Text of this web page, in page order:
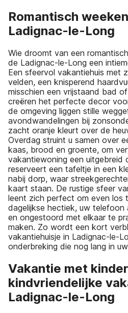
Romantisch
Ladignac-le-Long
Wie droomt van een
de Ladignac-le-Long een
Een sfeervol vakantiehuis met
velden, een knisperend
misschien een vrijstaand bad
creëren het perfecte decor
de omgeving liggen stille
avondwandelingen bij
zacht oranje kleurt over de
Overdag struint u samen over
kaas, brood en groente, om
vakantiewoning een uitgebreid
reserveert een tafeltje in een
nabij dorp, waar
kaart staan. De rustige sfeer
leent zich perfect om even los
dagelijkse hectiek, uw telefoon
en ongestoord met elkaar te
maken. Zo wordt een kort
vakantiehuisje in Ladignac-le-
onderbreking die nog lang in
Vakantie met
kindvriendelijke
Ladignac-le-Long